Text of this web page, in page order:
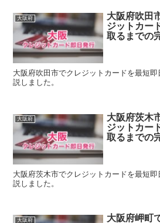
大阪府
大阪府吹田
ジットカー
取るまでの
大阪府吹田市でクレジットカードを最短
説しました。
大阪府
大阪府茨木
ジットカー
取るまでの
大阪府茨木市でクレジットカードを最短
説しました。
大阪府
大阪府岬町